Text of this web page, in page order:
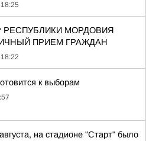
РЕСПУБЛИКИ МОРДОВИЯ
ПРИЕМ ГРАЖДАН
к выборам
на стадионе "Старт" было